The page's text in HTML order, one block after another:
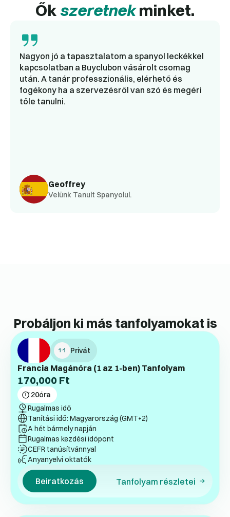
Őkszeretnekminket.
Geoffrey
Velünk Tanult Spanyolul.
Nagyon jó a tapasztalatom a spanyol leckékkel
kapcsolatban a Buyclubon vásárolt csomag
után. A tanár professzionális, elérhető és
fogékony ha a szervezésről van szó és megéri
tőle tanulni.
Probáljon ki más tanfolyamokat is
Privát
Francia Magánóra (1 az 1-ben) Tanfolyam
170,000 Ft
20óra
Rugalmas idő
Tanítási idő: Magyarország (GMT+2)
A hét bármely napján
Rugalmas kezdési időpont
CEFR tanúsítvánnyal
Anyanyelvi oktatók
Beiratkozás Tanfolyam részletei